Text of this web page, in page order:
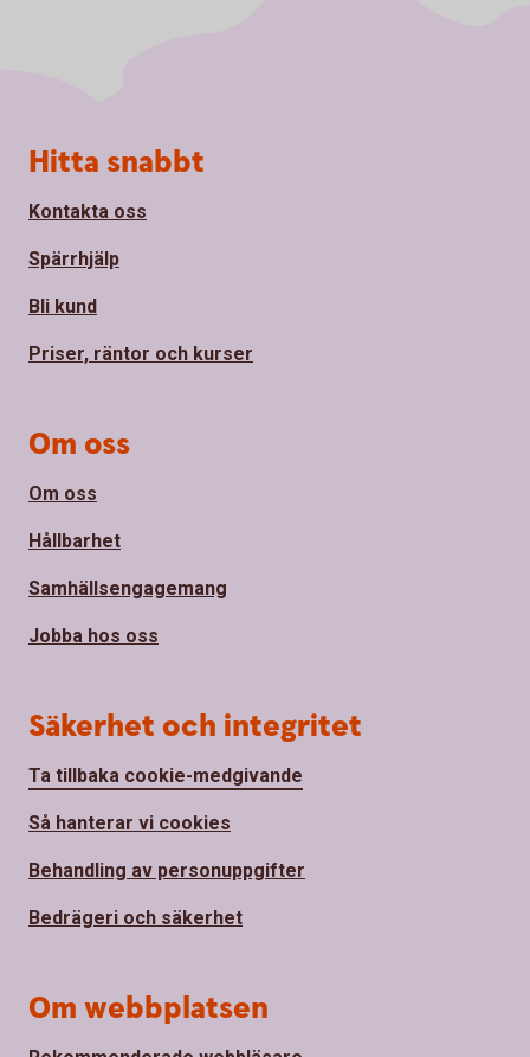
Sidfot
Hitta snabbt
Kontakta oss
Spärrhjälp
Bli kund
Priser, räntor och kurser
Om oss
Om oss
Hållbarhet
Samhällsengagemang
Jobba hos oss
Säkerhet och integritet
Ta tillbaka cookie-medgivande
Så hanterar vi cookies
Behandling av personuppgifter
Bedrägeri och säkerhet
Om webbplatsen